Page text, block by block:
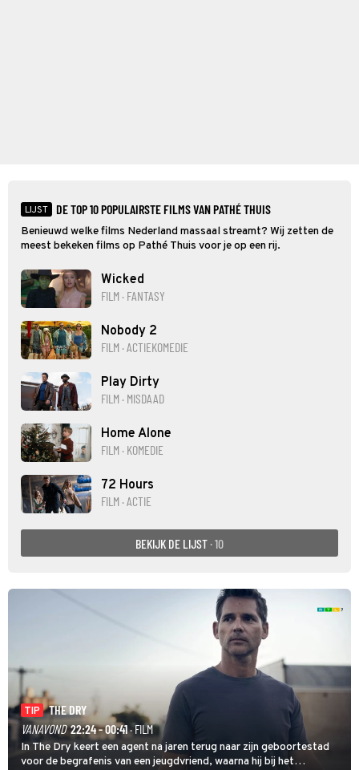
LIJST DE TOP 10 POPULAIRSTE FILMS VAN PATHÉ THUIS
Benieuwd welke films Nederland massaal streamt? Wij zetten de
meest bekeken films op Pathé Thuis voor je op een rij.
Wicked
FILM · FANTASY
Nobody 2
FILM · ACTIEKOMEDIE
Play Dirty
FILM · MISDAAD
Home Alone
FILM · KOMEDIE
72 Hours
FILM · ACTIE
BEKIJK DE LIJST · 10
TIP
THE DRY
VANAVOND 22:24 - 00:41· FILM
In The Dry keert een agent na jaren terug naar zijn geboortestad
voor de begrafenis van een jeugdvriend, waarna hij bij het